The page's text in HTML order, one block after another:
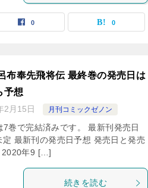
0 0
布奉先飛将伝 最終巻の発売日は
予想
2月15日 月刊コミックゼノン
巻で完結済みです。 最新刊発売日
最新刊の発売日予想 発売日と発売
2020年9 […]
続きを読む